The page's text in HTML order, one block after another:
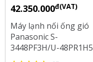
42.350.000đ(VAT)
Máy lạnh nối ống gió
Panasonic S-
3448PF3H/U-48PR1H5
Inverter 5.5 Hp